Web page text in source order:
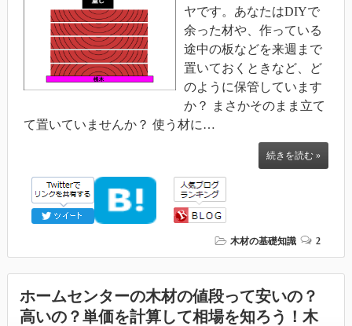
ヤです。あなたはDIYで
余った材や、作っている
途中の板などを来週まで
置いておくときなど、ど
のように保管しています
か？ まさかそのまま立て
て置いていませんか？ 使う材に…
続きを読む »
木材の基礎知識 2
ホームセンターの木材の値段って安いの？
高いの？単価を計算して相場を知ろう！木